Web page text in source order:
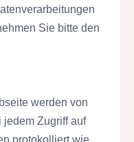
Sie bitte den
werden von
jedem Zugriff auf
protokolliert wie